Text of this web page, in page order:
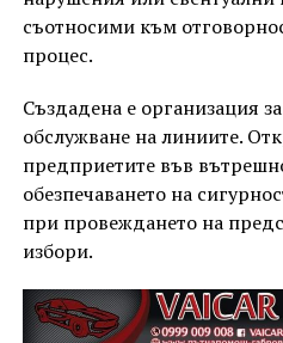
съотносими към
процес.
Създадена е организация
обслужване на линиите.
предприетите във
обезпечаването на
при провеждането на
избори.